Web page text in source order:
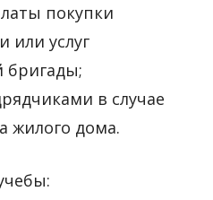
покупки
или услуг
бригады;
в случае
жилого дома.